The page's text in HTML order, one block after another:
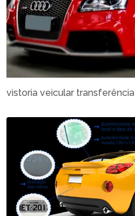
vistoria veicular transferência